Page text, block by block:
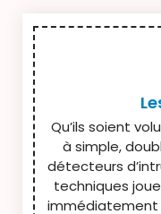
Qu’ils soient
à simple,
détecteurs
techniques